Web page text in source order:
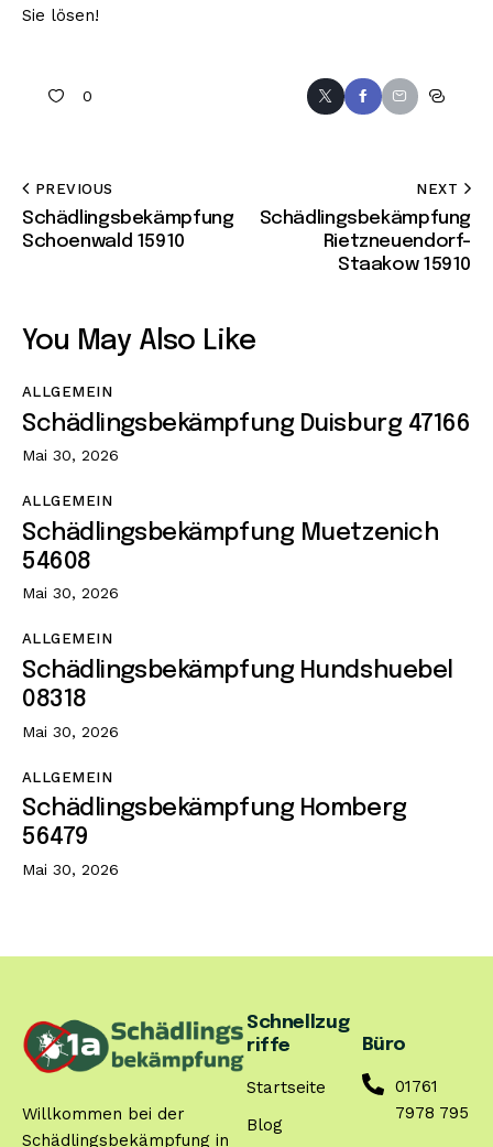
Sie lösen!
0
PREVIOUS
Schädlingsbekämpfung
Schoenwald 15910
NEXT
Schädlingsbekämpfung
Rietzneuendorf-
Staakow 15910
You May Also Like
ALLGEMEIN
Schädlingsbekämpfung Duisburg 47166
Mai 30, 2026
ALLGEMEIN
Schädlingsbekämpfung Muetzenich
54608
Mai 30, 2026
ALLGEMEIN
Schädlingsbekämpfung Hundshuebel
08318
Mai 30, 2026
ALLGEMEIN
Schädlingsbekämpfung Homberg
56479
Mai 30, 2026
Willkommen bei der
Schädlingsbekämpfung in
Schnellzug
riffe
Startseite
Blog
Büro
01761
7978 795